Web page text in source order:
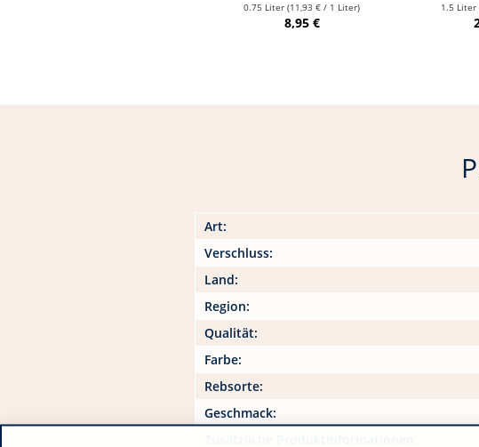
0.75 Liter(11,93 € / 1 Liter)
8,95 €
1.5 Liter
Art:
Verschluss:
Land:
Region:
Qualität:
Farbe:
Rebsorte:
Geschmack: